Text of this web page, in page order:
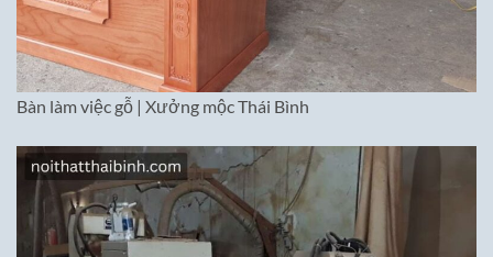
Bàn làm việc gỗ | Xưởng mộc Thái Bình